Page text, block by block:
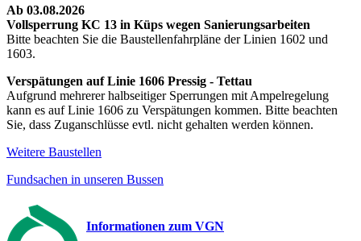
Ab 03.08.2026
Vollsperrung KC 13 in Küps wegen Sanierungsarbeiten
Bitte beachten Sie die Baustellenfahrpläne der Linien 1602 und
1603.
Verspätungen auf Linie 1606 Pressig - Tettau
Aufgrund mehrerer halbseitiger Sperrungen mit Ampelregelung
kann es auf Linie 1606 zu Verspätungen kommen. Bitte beachten
Sie, dass Zuganschlüsse evtl. nicht gehalten werden können.
Weitere Baustellen
Fundsachen in unseren Bussen
Informationen zum VGN